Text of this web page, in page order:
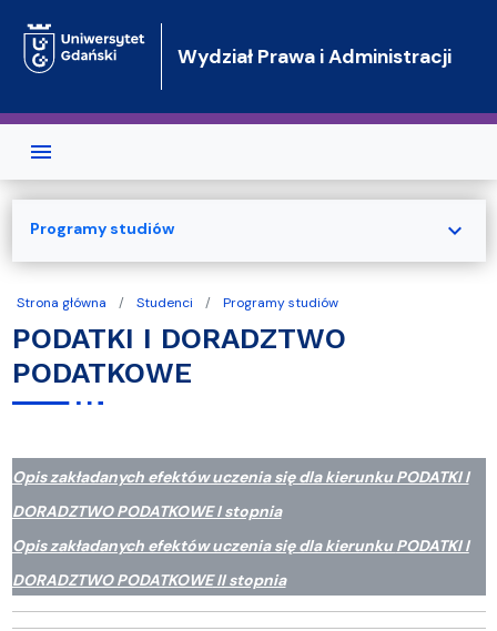
Wydział Prawa i Administracji
Strona główna Studenci Programy studiów
PODATKI I DORADZTWO
PODATKOWE
Opis zakładanych efektów uczenia się dla kierunku PODATKI I
DORADZTWO PODATKOWE I stopnia
Opis zakładanych efektów uczenia się dla kierunkuPODATKI I
DORADZTWO PODATKOWEII stopnia
Programy studiów expand_more